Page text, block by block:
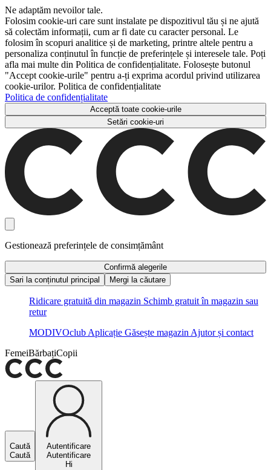
Ne adaptăm nevoilor tale.
Folosim cookie-uri care sunt instalate pe dispozitivul tău și ne ajută
să colectăm informații, cum ar fi date cu caracter personal. Le
folosim în scopuri analitice și de marketing, printre altele pentru a
personaliza conținutul în funcție de preferințele și interesele tale. Poți
afla mai multe din Politica de confidențialitate. Folosește butonul
"Accept cookie-urile" pentru a-ți exprima acordul privind utilizarea
cookie-urilor. Politica de confidențialitate
Politica de confidențialitate
Acceptă toate cookie-urile
Setări cookie-uri
Gestionează preferințele de consimțământ
Confirmă alegerile
Sari la conținutul principal
Mergi la căutare
Ridicare gratuită din magazin Schimb gratuit în magazin sau
retur
MODIVOclub Aplicație Găsește magazin Ajutor și contact
FemeiBărbațiCopii
Caută
Caută
Autentificare
Autentificare
Hi